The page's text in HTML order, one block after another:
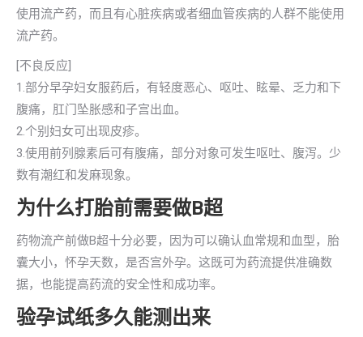
使用流产药，而且有心脏疾病或者细血管疾病的人群不能使用
流产药。
[不良反应]
1.部分早孕妇女服药后，有轻度恶心、呕吐、眩晕、乏力和下
腹痛，肛门坠胀感和子宫出血。
2.个别妇女可出现皮疹。
3.使用前列腺素后可有腹痛，部分对象可发生呕吐、腹泻。少
数有潮红和发麻现象。
为什么打胎前需要做B超
药物流产前做B超十分必要，因为可以确认血常规和血型，胎
囊大小，怀孕天数，是否宫外孕。这既可为药流提供准确数
据，也能提高药流的安全性和成功率。
验孕试纸多久能测出来